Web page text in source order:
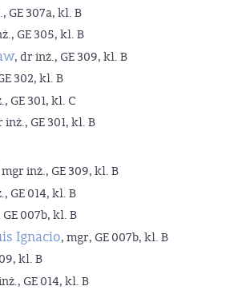
GE 307a, kl. B
GE 305, kl. B
, dr inż., GE 309, kl. B
302, kl. B
GE 301, kl. C
inż., GE 301, kl. B
inż., GE 309, kl. B
GE 014, kl. B
007b, kl. B
Ignacio, mgr, GE 007b, kl. B
kl. B
GE 014, kl. B